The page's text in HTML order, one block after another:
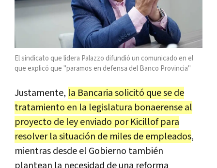
El sindicato que lidera Palazzo difundió un comunicado en el
que explicó que "paramos en defensa del Banco Provincia"
Justamente, la Bancaria solicitó que se de
tratamiento en la legislatura bonaerense al
proyecto de ley enviado por Kicillof para
resolver la situación de miles de empleados,
mientras desde el Gobierno también